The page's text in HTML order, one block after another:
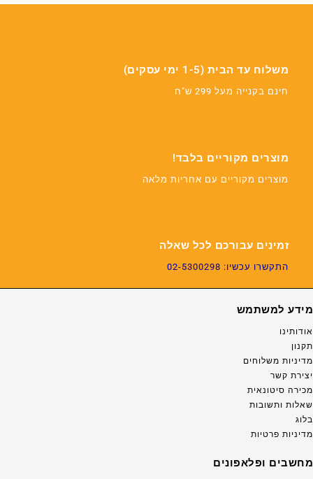
משלוח עד הבית (1-5 ימי עסקים)
חינם בקנייה מעל 299 ש"ח
מוצרים מקוריים בלבד!
מוצרים מקוריים עם אחריות מלאה
זמינים עבורכם לכל שאלה
התקשרו עכשיו: 02-5300298
מידע למשתמש
אודותינו
תקנון
מדיניות משלוחים
יצירת קשר
מכירה סיטונאית
שאלות ותשובות
בלוג
מדיניות פרטיות
מחשבים ופלאפונים